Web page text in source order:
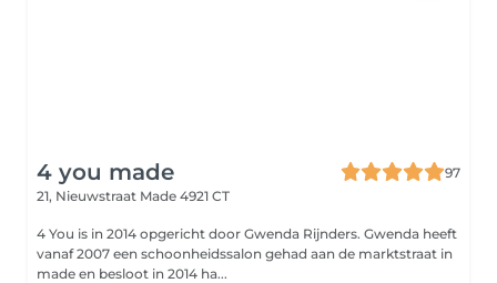
4 you made
97
21, Nieuwstraat Made 4921 CT
4 You is in 2014 opgericht door Gwenda Rijnders. Gwenda heeft
vanaf 2007 een schoonheidssalon gehad aan de marktstraat in
made en besloot in 2014 ha...